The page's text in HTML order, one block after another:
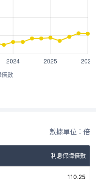
倍數
數據單位：倍
利息保障倍數
110.25